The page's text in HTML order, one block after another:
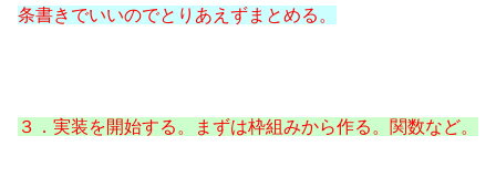
条書きでいいのでとりあえずまとめる。
３．実装を開始する。まずは枠組みから作る。関数など。